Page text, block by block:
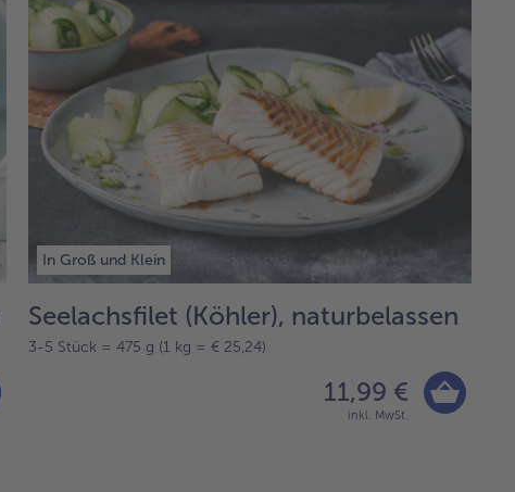
In Groß und Klein
Seelachsfilet (Köhler), naturbelassen
3-5 Stück = 475 g (1 kg = € 25,24)
11,99 €
inkl. MwSt.